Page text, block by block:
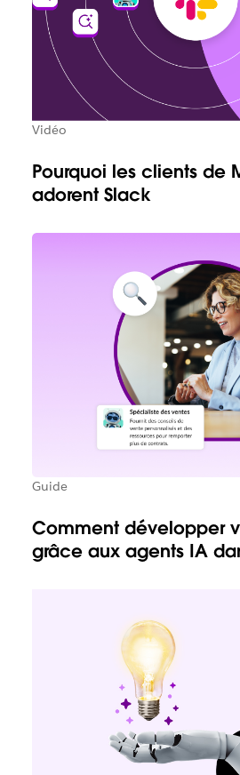
Vidéo
Pourquoi les clients de
adorent Slack
Guide
Comment développer
grâce aux agents IA